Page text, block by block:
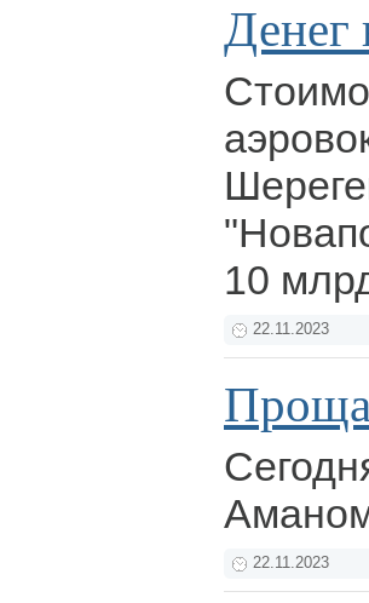
Денег
10
22.11.2023
22.11.2023